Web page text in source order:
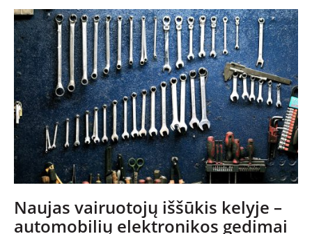
ĮVAIRENYBĖS
Naujas vairuotojų iššūkis kelyje –
automobilių elektronikos gedimai